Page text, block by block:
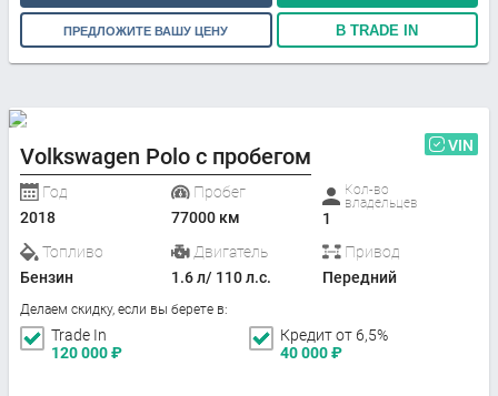
ПРЕДЛОЖИТЕ ВАШУ ЦЕНУ В TRADE IN
Volkswagen Polo с пробегом VIN
Год
2018
Пробег
77000 км
Кол-во
владельцев
1
Топливо
Бензин
Двигатель
1.6 л/ 110 л.с.
Привод
Передний
Делаем скидку, если вы берете в:
Trade In
120 000₽
Кредит от 6,5%
40 000₽